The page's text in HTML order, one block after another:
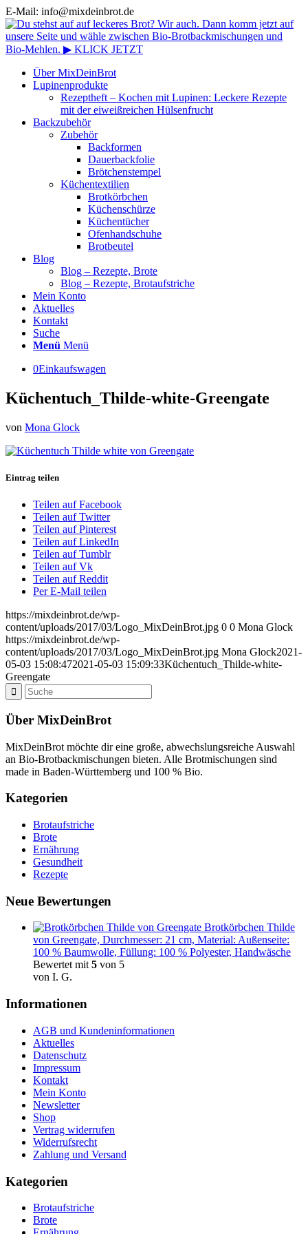
E-Mail: info@mixdeinbrot.de
Über MixDeinBrot
Lupinenprodukte
Rezeptheft – Kochen mit Lupinen: Leckere Rezepte
mit der eiweißreichen Hülsenfrucht
Backzubehör
Zubehör
Backformen
Dauerbackfolie
Brötchenstempel
Küchentextilien
Brotkörbchen
Küchenschürze
Küchentücher
Ofenhandschuhe
Brotbeutel
Blog
Blog – Rezepte, Brote
Blog – Rezepte, Brotaufstriche
Mein Konto
Aktuelles
Kontakt
Suche
Menü Menü
0Einkaufswagen
Küchentuch_Thilde-white-Greengate
von Mona Glock
Eintrag teilen
Teilen auf Facebook
Teilen auf Twitter
Teilen auf Pinterest
Teilen auf LinkedIn
Teilen auf Tumblr
Teilen auf Vk
Teilen auf Reddit
Per E-Mail teilen
https://mixdeinbrot.de/wp-
content/uploads/2017/03/Logo_MixDeinBrot.jpg 0 0 Mona Glock
https://mixdeinbrot.de/wp-
content/uploads/2017/03/Logo_MixDeinBrot.jpg Mona Glock2021-
05-03 15:08:472021-05-03 15:09:33Küchentuch_Thilde-white-
Greengate
Über MixDeinBrot
MixDeinBrot möchte dir eine große, abwechslungsreiche Auswahl
an Bio-Brotbackmischungen bieten. Alle Brotmischungen sind
made in Baden-Württemberg und 100 % Bio.
Kategorien
Brotaufstriche
Brote
Ernährung
Gesundheit
Rezepte
Neue Bewertungen
Brotkörbchen Thilde
von Greengate, Durchmesser: 21 cm, Material: Außenseite:
100 % Baumwolle, Füllung: 100 % Polyester, Handwäsche
Bewertet mit5 von 5
von I. G.
Informationen
AGB und Kundeninformationen
Aktuelles
Datenschutz
Impressum
Kontakt
Mein Konto
Newsletter
Shop
Vertrag widerrufen
Widerrufsrecht
Zahlung und Versand
Kategorien
Brotaufstriche
Brote